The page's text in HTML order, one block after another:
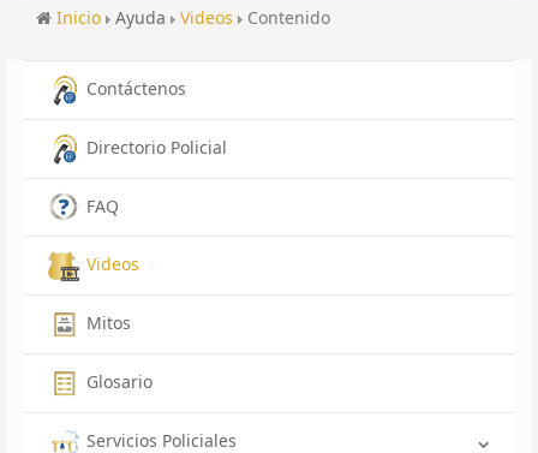
Inicio Ayuda Videos Contenido
Contáctenos
Directorio Policial
FAQ
Videos
Mitos
Glosario
Servicios Policiales